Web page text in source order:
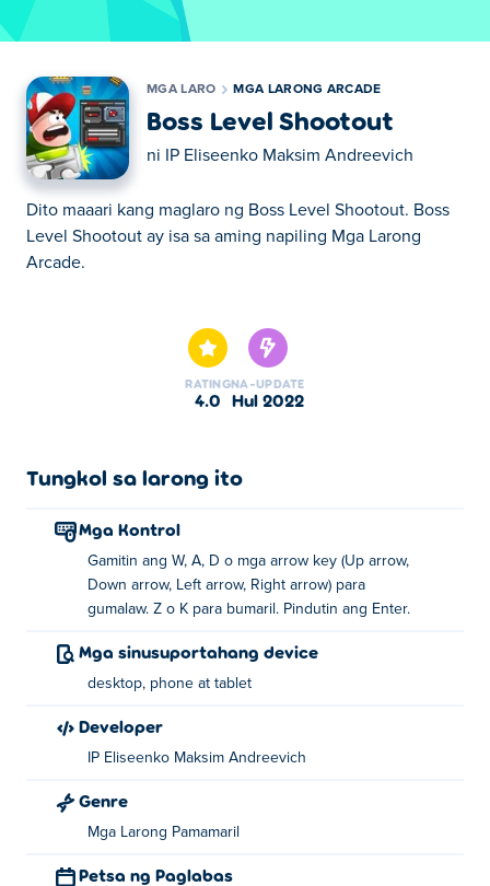
MGA LARO MGA LARONG ARCADE
Boss Level Shootout
ni IP Eliseenko Maksim Andreevich
Dito maaari kang maglaro ng Boss Level Shootout. Boss
Level Shootout ay isa sa aming napiling Mga Larong
Arcade.
RATING
4.0
NA-UPDATE
Hul 2022
Tungkol sa larong ito
Mga Kontrol
Gamitin ang W, A, D o mga arrow key (Up arrow,
Down arrow, Left arrow, Right arrow) para
gumalaw. Z o K para bumaril. Pindutin ang Enter.
Mga sinusuportahang device
desktop, phone at tablet
Developer
IP Eliseenko Maksim Andreevich
Genre
Mga Larong Pamamaril
Petsa ng Paglabas